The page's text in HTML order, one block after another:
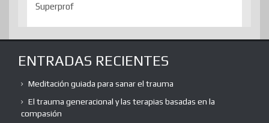
Superprof
ENTRADAS RECIENTES
Meditación guiada para sanar el trauma
El trauma generacional y las terapias basadas en la
compasión